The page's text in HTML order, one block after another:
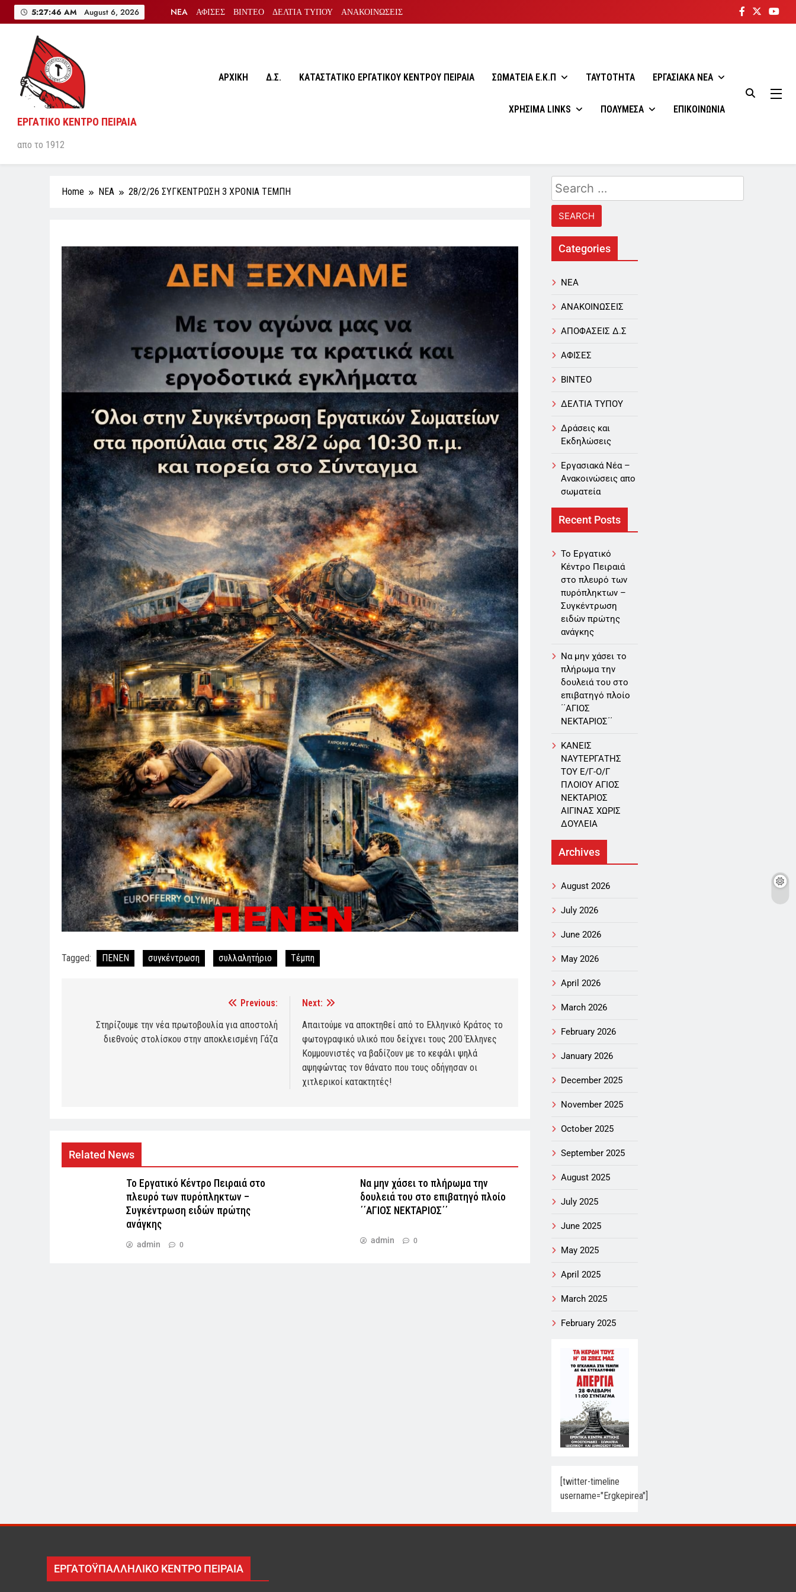
Skip
5:27:47 AM August 6, 2026 NEA ΑΦΙΣΕΣ ΒΙΝΤΕΟ ΔΕΛΤΙΑ ΤΥΠΟΥ ΑΝΑΚΟΙΝΩΣΕΙΣ
ΕΡΓΑΤΙΚΟ ΚΕΝΤΡΟ ΠΕΙΡΑΙΑ
απο το 1912
ΑΡΧΙΚΗ Δ.Σ. ΚΑΤΑΣΤΑΤΙΚΟ ΕΡΓΑΤΙΚΟΥ ΚΕΝΤΡΟΥ ΠΕΙΡΑΙΑ ΣΩΜΑΤΕΙA E.K.Π ΤΑΥΤΟΤΗΤΑ ΕΡΓΑΣΙΑΚΑ ΝΕΑ
ΧΡΗΣΙΜΑ LINKS ΠΟΛΥΜΕΣΑ ΕΠΙΚΟΙΝΩΝΙΑ
Home NEA 28/2/26 ΣΥΓΚΕΝΤΡΩΣΗ 3 ΧΡΟΝΙΑ ΤΕΜΠΗ
Tagged: ΠΕΝΕΝ συγκέντρωση συλλαλητήριο Τέμπη
navigation
Previous:
Στηρίζουμε την νέα πρωτοβουλία για αποστολή
διεθνούς στολίσκου στην αποκλεισμένη Γάζα
Next:
Απαιτούμε να αποκτηθεί από το Ελληνικό Κράτος το
φωτογραφικό υλικό που δείχνει τους 200 Έλληνες
Κομμουνιστές να βαδίζουν με το κεφάλι ψηλά
αψηφώντας τον θάνατο που τους οδήγησαν οι
χιτλερικοί κατακτητές!
Related News
Το Εργατικό Κέντρο Πειραιά στο
πλευρό των πυρόπληκτων –
Συγκέντρωση ειδών πρώτης
ανάγκης
admin 0
Να μην χάσει το πλήρωμα την
δουλειά του στο επιβατηγό πλοίο
΄΄ΑΓΙΟΣ ΝΕΚΤΑΡΙΟΣ΄΄
admin 0
Search
for:
Categories
NEA
ΑΝΑΚΟΙΝΩΣΕΙΣ
ΑΠΟΦΑΣΕΙΣ Δ.Σ
ΑΦΙΣΕΣ
ΒΙΝΤΕΟ
ΔΕΛΤΙΑ ΤΥΠΟΥ
Δράσεις και
Εκδηλώσεις
Εργασιακά Νέα –
Aνακοινώσεις απο
σωματεία
Recent Posts
Το Εργατικό
Κέντρο Πειραιά
στο πλευρό των
πυρόπληκτων –
Συγκέντρωση
ειδών πρώτης
ανάγκης
Να μην χάσει το
πλήρωμα την
δουλειά του στο
επιβατηγό πλοίο
΄΄ΑΓΙΟΣ
ΝΕΚΤΑΡΙΟΣ΄΄
ΚΑΝΕΙΣ
ΝΑΥΤΕΡΓΑΤΗΣ
TOY Ε/Γ-Ο/Γ
ΠΛΟΙΟY ΑΓΙΟΣ
ΝΕΚΤΑΡΙΟΣ
ΑΙΓΙΝΑΣ ΧΩΡΙΣ
ΔΟΥΛΕΙΑ
Archives
August 2026
July 2026
June 2026
May 2026
April 2026
March 2026
February 2026
January 2026
December 2025
November 2025
October 2025
September 2025
August 2025
July 2025
June 2025
May 2025
April 2025
March 2025
February 2025
[twitter-timeline
username="Ergkepirea"]
ΕΡΓΑΤΟΫΠΑΛΛΗΛΙΚΟ ΚΕΝΤΡΟ ΠΕΙΡΑΙΑ